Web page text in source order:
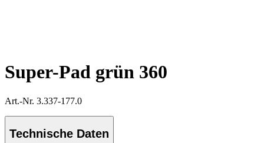
Super-Pad grün 360
Art.-Nr. 3.337-177.0
Technische Daten